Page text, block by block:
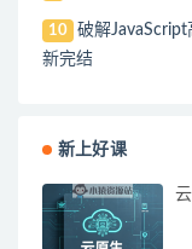
10
破解
新完结
新上好课